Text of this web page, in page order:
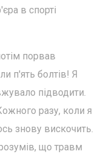
в спорті
порвав
п'ять болтів! Я
підводити.
разу, коли я
знову вискочить.
що травм